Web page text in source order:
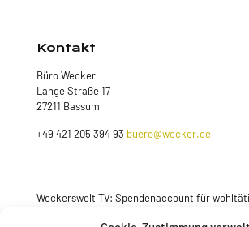
Kontakt
Büro Wecker
Lange Straße 17
27211 Bassum
+49 421 205 394 93 buero@wecker.de
Weckerswelt TV: Spendenaccount für